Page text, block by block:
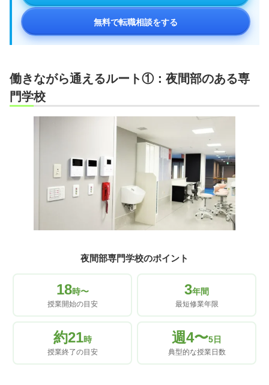
無料で転職相談をする
働きながら通えるルート①：夜間部のある専
門学校
夜間部専門学校のポイント
18時〜
授業開始の目安
3年間
最短修業年限
約21時
授業終了の目安
週4〜5日
典型的な授業日数